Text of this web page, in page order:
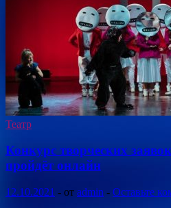
Театр
Конкурс творческих
пройдёт онлайн
12.10.2021 - от admin - Оставьте